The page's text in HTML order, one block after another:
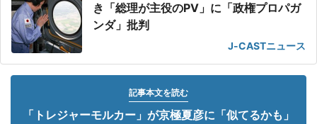
き「総理が主役のPV」に「政権プロパガ
ンダ」批判
J-CASTニュース
記事本文を読む
「トレジャーモルカー」が京極夏彦に「似てるかも」